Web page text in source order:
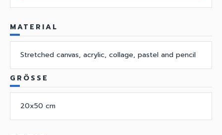
MATERIAL
Stretched canvas, acrylic, collage, pastel and pencil
GRÖSSE
20x50 cm